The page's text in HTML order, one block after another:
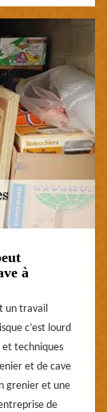
à
un travail
c’est lourd
et techniques
et de cave
grenier et une
de